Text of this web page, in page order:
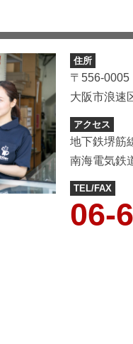
住所
〒556-0005
大阪市浪速
アクセス
地下鉄堺筋
南海電気鉄
TEL/FAX
06-